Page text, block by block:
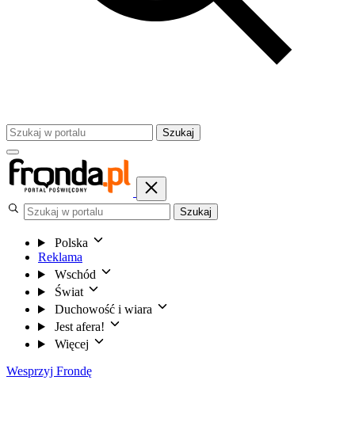
Szukaj
Szukaj
Polska
Reklama
Wschód
Świat
Duchowość i wiara
Jest afera!
Więcej
Wesprzyj Frondę